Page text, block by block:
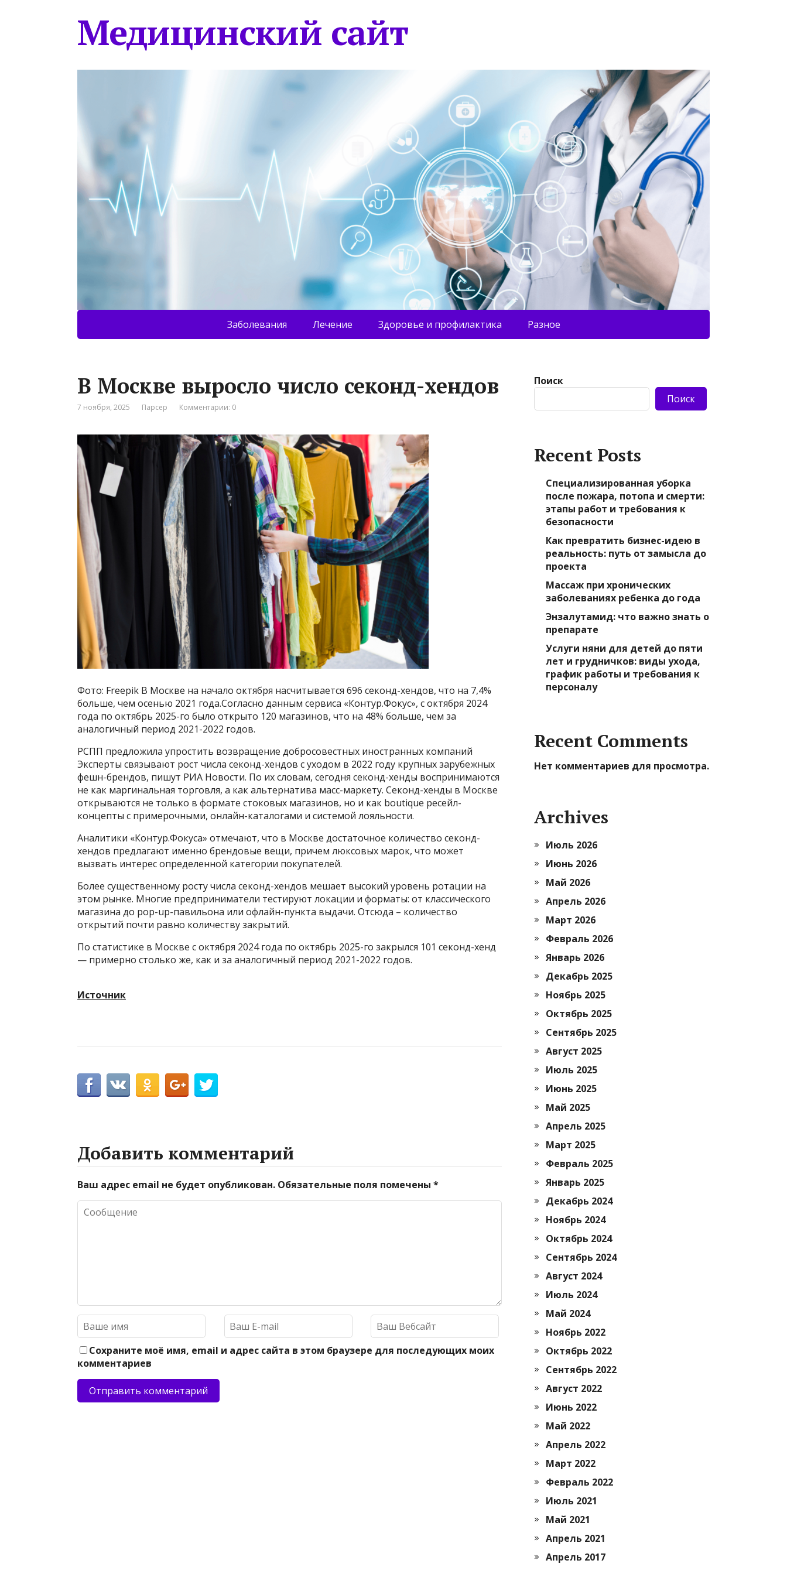
Медицинский сайт
Заболевания Лечение Здоровье и профилактика Разное
В Москве выросло число секонд-хендов
7 ноября, 2025 Парсер Комментарии: 0
Фото: Freepik В Москве на начало октября насчитывается 696 секонд-хендов, что на 7,4%
больше, чем осенью 2021 года.Согласно данным сервиса «Контур.Фокус», с октября 2024
года по октябрь 2025-го было открыто 120 магазинов, что на 48% больше, чем за
аналогичный период 2021-2022 годов.
РСПП предложила упростить возвращение добросовестных иностранных компаний
Эксперты связывают рост числа секонд-хендов с уходом в 2022 году крупных зарубежных
фешн-брендов, пишут РИА Новости. По их словам, сегодня секонд-хенды воспринимаются
не как маргинальная торговля, а как альтернатива масс-маркету. Секонд-хенды в Москве
открываются не только в формате стоковых магазинов, но и как boutique ресейл-
концепты с примерочными, онлайн-каталогами и системой лояльности.
Аналитики «Контур.Фокуса» отмечают, что в Москве достаточное количество секонд-
хендов предлагают именно брендовые вещи, причем люксовых марок, что может
вызвать интерес определенной категории покупателей.
Более существенному росту числа секонд-хендов мешает высокий уровень ротации на
этом рынке. Многие предприниматели тестируют локации и форматы: от классического
магазина до pop-up-павильона или офлайн-пункта выдачи. Отсюда – количество
открытий почти равно количеству закрытий.
По статистике в Москве с октября 2024 года по октябрь 2025-го закрылся 101 секонд-хенд
— примерно столько же, как и за аналогичный период 2021-2022 годов.
Источник
Добавить комментарий
Ваш адрес email не будет опубликован. Обязательные поля помечены *
Сохраните моё имя, email и адрес сайта в этом браузере для последующих моих
комментариев
Поиск
Поиск
Recent Posts
Специализированная уборка
после пожара, потопа и смерти:
этапы работ и требования к
безопасности
Как превратить бизнес-идею в
реальность: путь от замысла до
проекта
Массаж при хронических
заболеваниях ребенка до года
Энзалутамид: что важно знать о
препарате
Услуги няни для детей до пяти
лет и грудничков: виды ухода,
график работы и требования к
персоналу
Recent Comments
Нет комментариев для просмотра.
Archives
Июль 2026
Июнь 2026
Май 2026
Апрель 2026
Март 2026
Февраль 2026
Январь 2026
Декабрь 2025
Ноябрь 2025
Октябрь 2025
Сентябрь 2025
Август 2025
Июль 2025
Июнь 2025
Май 2025
Апрель 2025
Март 2025
Февраль 2025
Январь 2025
Декабрь 2024
Ноябрь 2024
Октябрь 2024
Сентябрь 2024
Август 2024
Июль 2024
Май 2024
Ноябрь 2022
Октябрь 2022
Сентябрь 2022
Август 2022
Июнь 2022
Май 2022
Апрель 2022
Март 2022
Февраль 2022
Июль 2021
Май 2021
Апрель 2021
Апрель 2017